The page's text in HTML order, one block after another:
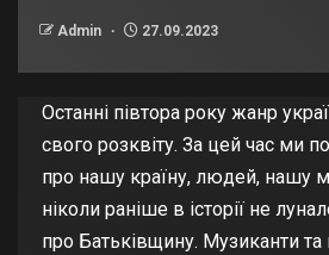
Admin 27.09.2023
Останні півтора року жанр
свого розквіту. За цей час ми
про нашу країну, людей, нашу
ніколи раніше в історії не
про Батьківщину. Музиканти та